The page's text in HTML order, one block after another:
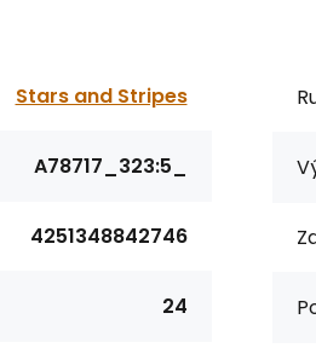
Stars and Stripes
A78717_323:5_
4251348842746
24